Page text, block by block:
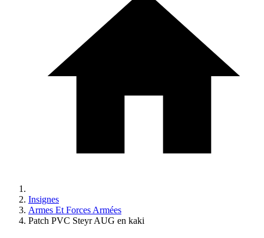
Insignes
Armes Et Forces Armées
Patch PVC Steyr AUG en kaki